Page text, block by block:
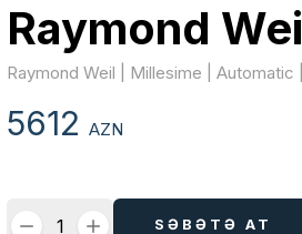
Raymond
Raymond Weil | Millesime | Automatic
5612AZN
SƏBƏTƏ AT